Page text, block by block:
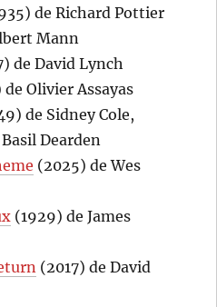
de Richard Pottier
Mann
de David Lynch
Olivier Assayas
de Sidney Cole,
Dearden
(2025) de Wes
(1929) de James
(2017) de David